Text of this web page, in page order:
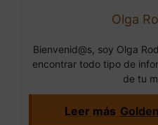
Olga
Bienvenid@s, soy Olga
encontrar todo tipo de
de tu
Leer más